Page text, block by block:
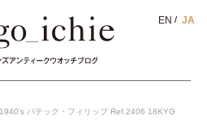
1940’s パテック・フィリップ Ref.2406 18KYG
EN JA